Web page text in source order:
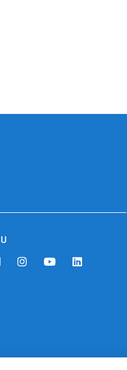
Italia
TwitterInstagramYoutubeLinkedin